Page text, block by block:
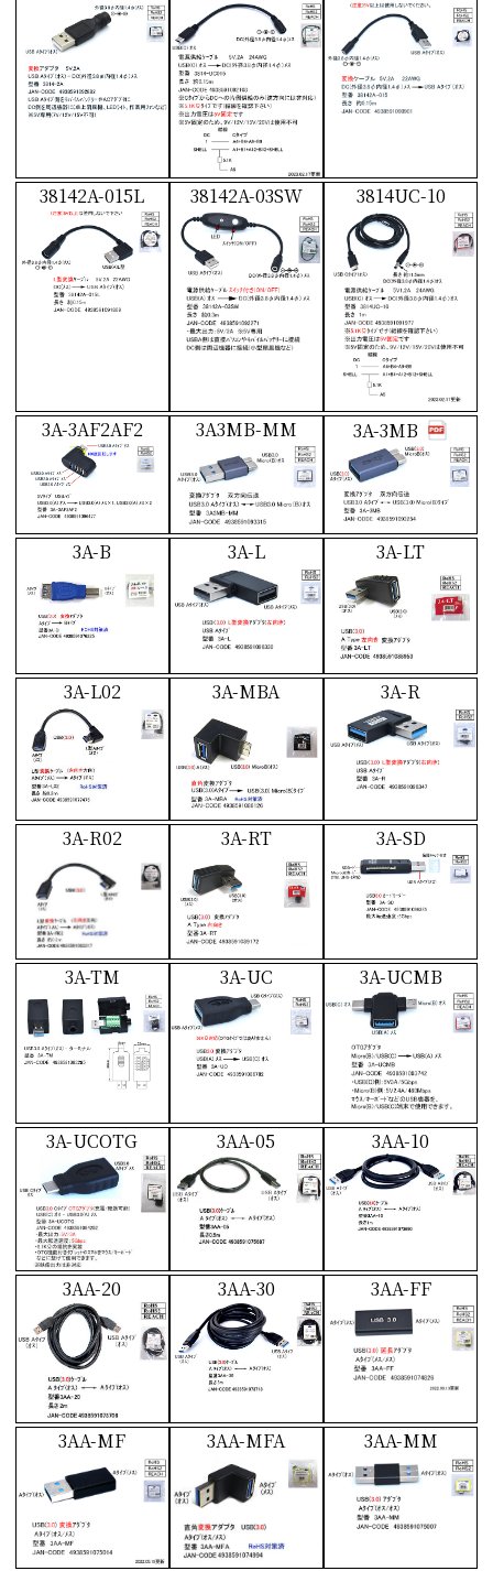
38142A-015L 38142A-03SW 3814UC-10
3A-3AF2AF2 3A3MB-MM 3A-3MB
3A-B 3A-L 3A-LT
3A-L02 3A-MBA 3A-R
3A-R02 3A-RT 3A-SD
3A-TM 3A-UC 3A-UCMB
3A-UCOTG 3AA-05 3AA-10
3AA-20 3AA-30 3AA-FF
3AA-MF 3AA-MFA 3AA-MM